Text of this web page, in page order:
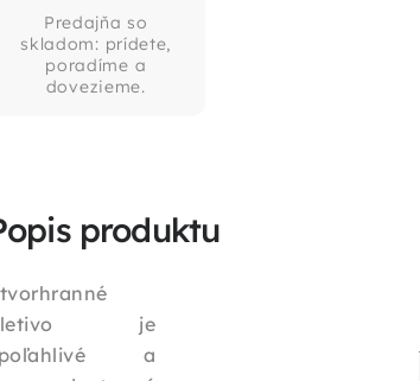
Predajňa so
skladom: prídete,
poradíme a
dovezieme.
produktu
je
a